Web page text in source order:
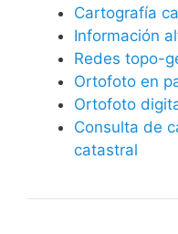
Cartografía
Información
Redes topo-
Ortofoto en
Ortofoto
Consulta de
catastral